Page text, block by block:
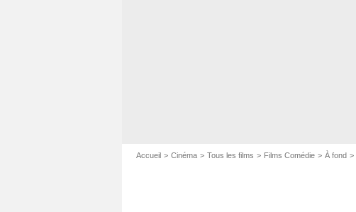
Accueil Cinéma Tous les films Films Comédie À fond